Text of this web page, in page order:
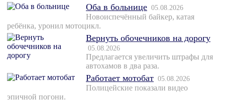
Оба в больнице 05.08.2026
Новоиспечённый байкер, катая
ребёнка, уронил мотоцикл.
Вернуть обочечников на дорогу
05.08.2026
Предлагается увеличить штрафы для
автохамов в два раза.
Работает мотобат 05.08.2026
Полицейские показали видео
эпичной погони.